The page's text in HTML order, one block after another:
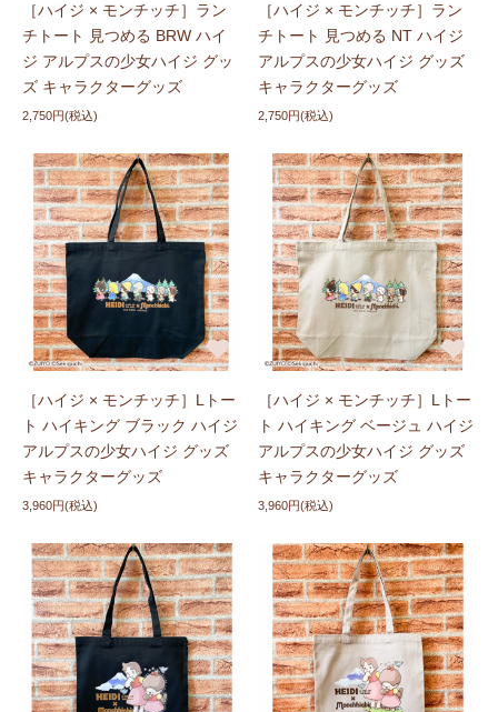
［ハイジ × モンチッチ］ラン
チトート 見つめる BRW ハイ
ジ アルプスの少女ハイジ グッ
ズ キャラクターグッズ
2,750円(税込)
［ハイジ × モンチッチ］ラン
チトート 見つめる NT ハイジ
アルプスの少女ハイジ グッズ
キャラクターグッズ
2,750円(税込)
［ハイジ × モンチッチ］Lトー
ト ハイキング ブラック ハイジ
アルプスの少女ハイジ グッズ
キャラクターグッズ
3,960円(税込)
［ハイジ × モンチッチ］Lトー
ト ハイキング ベージュ ハイジ
アルプスの少女ハイジ グッズ
キャラクターグッズ
3,960円(税込)